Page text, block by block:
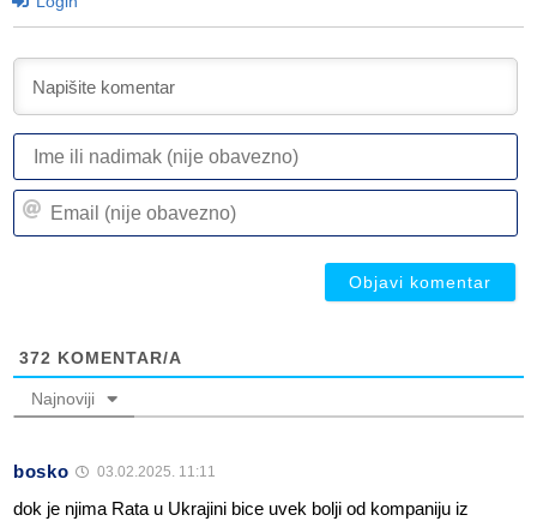
372 KOMENTAR/A
Najnoviji
bosko 03.02.2025. 11:11
dok je njima Rata u Ukrajini bice uvek bolji od kompaniju iz